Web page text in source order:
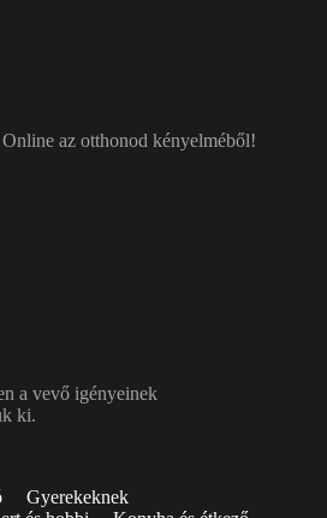
az otthonod kényelméből!
a vevő igényeinek
ki.
Gyerekeknek